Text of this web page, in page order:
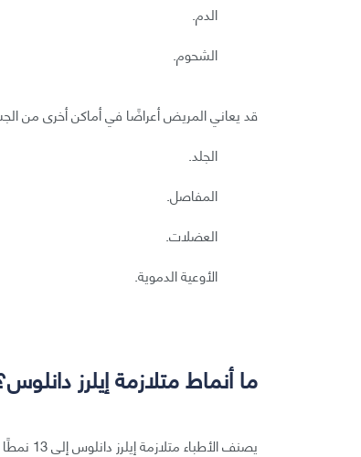
الدم.
الشحوم.
قد يعاني المريض أعراضًا في أماكن أخرى من
الجلد.
المفاصل.
العضلات.
الأوعية الدموية.
ما أنماط متلازمة إيلرز
يصنف